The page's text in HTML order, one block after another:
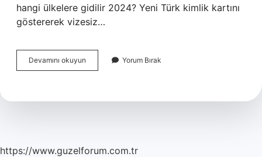
hangi ülkelere gidilir 2024? Yeni Türk kimlik kartını
göstererek vizesiz…
Devamını okuyun
Kaç
Vizesiz
Yorum Bırak
https://www.guzelforum.com.tr